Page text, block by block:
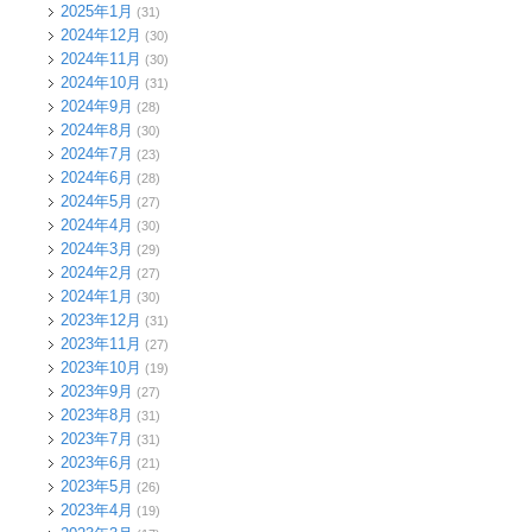
2025年1月 (31)
2024年12月 (30)
2024年11月 (30)
2024年10月 (31)
2024年9月 (28)
2024年8月 (30)
2024年7月 (23)
2024年6月 (28)
2024年5月 (27)
2024年4月 (30)
2024年3月 (29)
2024年2月 (27)
2024年1月 (30)
2023年12月 (31)
2023年11月 (27)
2023年10月 (19)
2023年9月 (27)
2023年8月 (31)
2023年7月 (31)
2023年6月 (21)
2023年5月 (26)
2023年4月 (19)